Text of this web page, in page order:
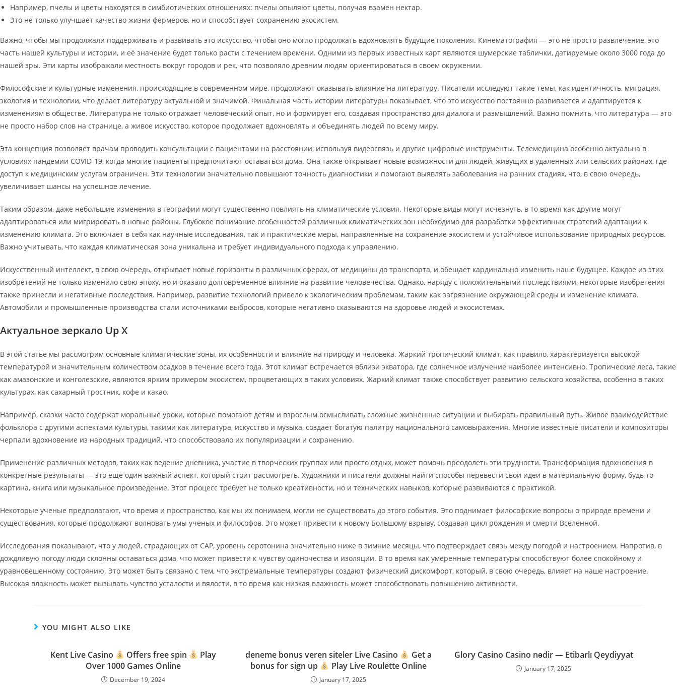
Например, пчелы и цветы находятся в симбиотических отношениях: пчелы опыляют цветы, получая взамен нектар.
Это не только улучшает качество жизни фермеров, но и способствует сохранению экосистем.
Важно, чтобы мы продолжали поддерживать и развивать это искусство, чтобы оно могло продолжать вдохновлять будущие поколения. Кинематография — это не просто развлечение, это
часть нашей культуры и истории, и её значение будет только расти с течением времени. Одними из первых известных карт являются шумерские таблички, датируемые около 3000 года до
нашей эры. Эти карты изображали местность вокруг городов и рек, что позволяло древним людям ориентироваться в своем окружении.
Философские и культурные изменения, происходящие в современном мире, продолжают оказывать влияние на литературу. Писатели исследуют такие темы, как идентичность, миграция,
экология и технологии, что делает литературу актуальной и значимой. Финальная часть истории литературы показывает, что это искусство постоянно развивается и адаптируется к
изменениям в обществе. Литература не только отражает человеческий опыт, но и формирует его, создавая пространство для диалога и размышлений. Важно помнить, что литература — это
не просто набор слов на странице, а живое искусство, которое продолжает вдохновлять и объединять людей по всему миру.
Эта концепция позволяет врачам проводить консультации с пациентами на расстоянии, используя видеосвязь и другие цифровые инструменты. Телемедицина особенно актуальна в
условиях пандемии COVID-19, когда многие пациенты предпочитают оставаться дома. Она также открывает новые возможности для людей, живущих в удаленных или сельских районах, где
доступ к медицинским услугам ограничен. Эти технологии значительно повышают точность диагностики и помогают выявлять заболевания на ранних стадиях, что, в свою очередь,
увеличивает шансы на успешное лечение.
Таким образом, даже небольшие изменения в географии могут существенно повлиять на климатические условия. Некоторые виды могут исчезнуть, в то время как другие могут
адаптироваться или мигрировать в новые районы. Глубокое понимание особенностей различных климатических зон необходимо для разработки эффективных стратегий адаптации к
изменению климата. Это включает в себя как научные исследования, так и практические меры, направленные на сохранение экосистем и устойчивое использование природных ресурсов.
Важно учитывать, что каждая климатическая зона уникальна и требует индивидуального подхода к управлению.
Искусственный интеллект, в свою очередь, открывает новые горизонты в различных сферах, от медицины до транспорта, и обещает кардинально изменить наше будущее. Каждое из этих
изобретений не только изменило свою эпоху, но и оказало долговременное влияние на развитие человечества. Однако, наряду с положительными последствиями, некоторые изобретения
также принесли и негативные последствия. Например, развитие технологий привело к экологическим проблемам, таким как загрязнение окружающей среды и изменение климата.
Автомобили и промышленные производства стали источниками выбросов, которые негативно сказываются на здоровье людей и экосистемах.
Актуальное зеpкало Up X
В этой статье мы рассмотрим основные климатические зоны, их особенности и влияние на природу и человека. Жаркий тропический климат, как правило, характеризуется высокой
температурой и значительным количеством осадков в течение всего года. Этот климат встречается вблизи экватора, где солнечное излучение наиболее интенсивно. Тропические леса, такие
как амазонские и конголезские, являются ярким примером экосистем, процветающих в таких условиях. Жаркий климат также способствует развитию сельского хозяйства, особенно в таких
культурах, как сахарный тростник, кофе и какао.
Например, сказки часто содержат моральные уроки, которые помогают детям и взрослым осмысливать сложные жизненные ситуации и выбирать правильный путь. Живое взаимодействие
фольклора с другими аспектами культуры, такими как литература, искусство и музыка, создает богатую палитру национального самовыражения. Многие известные писатели и композиторы
черпали вдохновение из народных традиций, что способствовало их популяризации и сохранению.
Применение различных методов, таких как ведение дневника, участие в творческих группах или просто отдых, может помочь преодолеть эти трудности. Трансформация вдохновения в
конкретные результаты — это еще один важный аспект, который стоит рассмотреть. Художники и писатели должны найти способы перевести свои идеи в материальную форму, будь то
картина, книга или музыкальное произведение. Этот процесс требует не только креативности, но и технических навыков, которые развиваются с практикой.
Некоторые ученые предполагают, что время и пространство, как мы их понимаем, могли не существовать до этого события. Это поднимает философские вопросы о природе времени и
существования, которые продолжают волновать умы ученых и философов. Это может привести к новому Большому взрыву, создавая цикл рождения и смерти Вселенной.
Исследования показывают, что у людей, страдающих от САР, уровень серотонина значительно ниже в зимние месяцы, что подтверждает связь между погодой и настроением. Напротив, в
дождливую погоду люди склонны оставаться дома, что может привести к чувству одиночества и изоляции. В то время как умеренные температуры способствуют более спокойному и
уравновешенному состоянию. Это может быть связано с тем, что экстремальные температуры создают физический дискомфорт, который, в свою очередь, влияет на наше настроение.
Высокая влажность может вызывать чувство усталости и вялости, в то время как низкая влажность может способствовать повышению активности.
YOU MIGHT ALSO LIKE
Kent Live Casino Offers free spin
Play
Over 1000 Games Online
December 19, 2024
deneme bonus veren siteler Live Casino
Get a
bonus for sign up
Play Live Roulette Online
January 17, 2025
Glory Casino Casino nədir — Etibarlı Qeydiyyat
January 17, 2025